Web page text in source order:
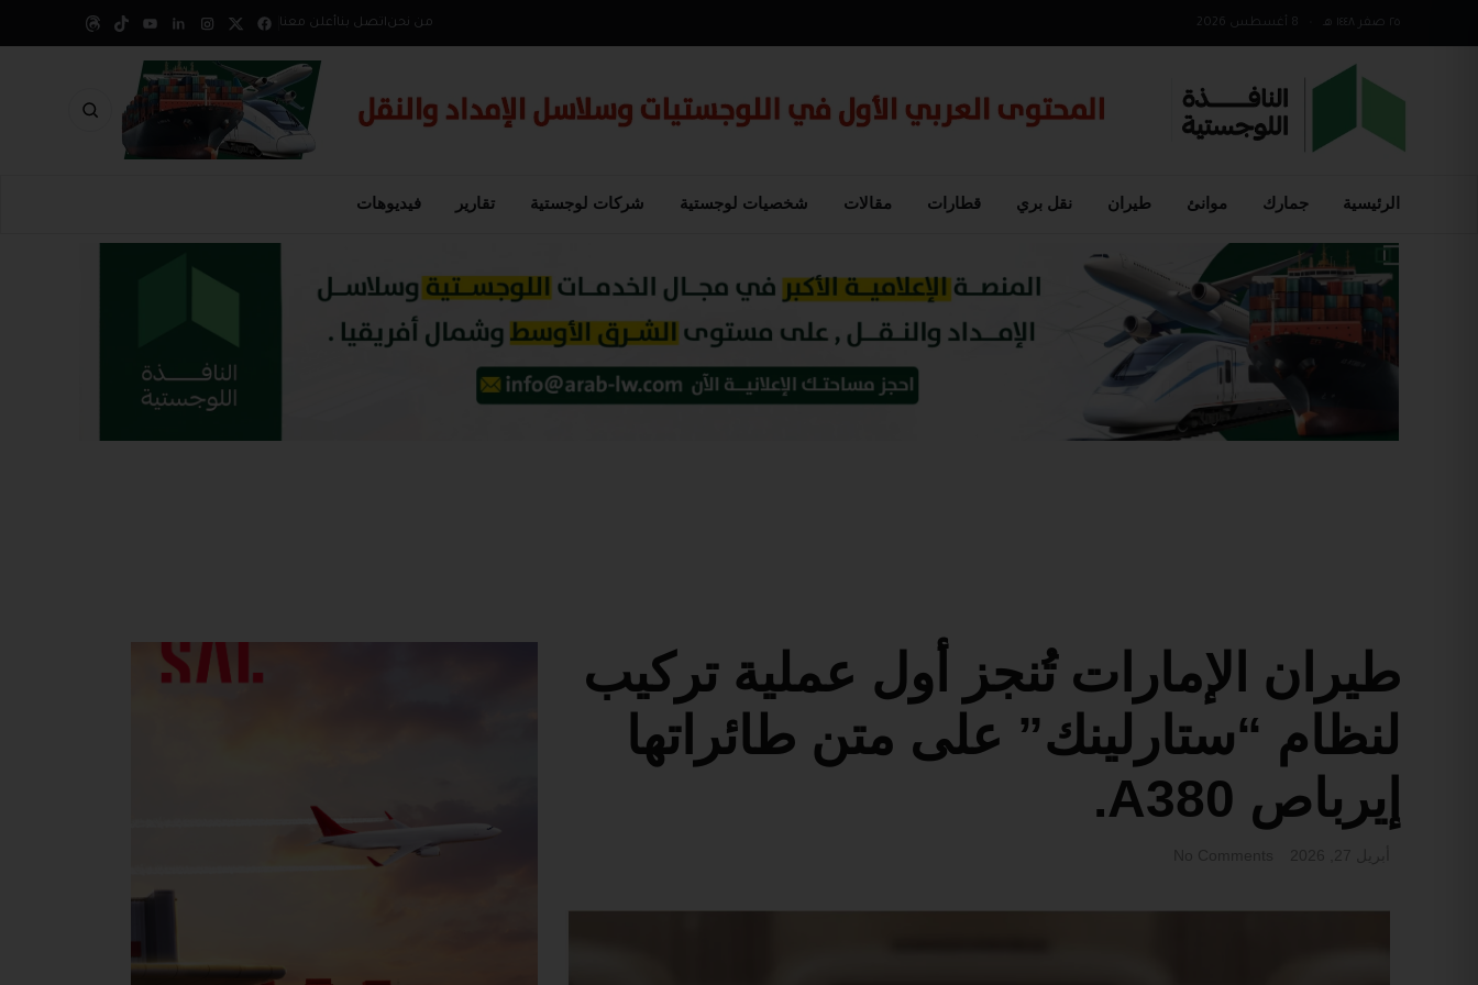
8 أغسطس 2026 من نحناتصل بناأعلن معنا
الرئيسية جمارك موانئ طيران نقل بري قطارات مقالات شخصيات لوجستية شركات لوجستية تقارير فيديوهات
طيران ‎الإمارات تُنجز أول عملية تركيب
لنظام “ستارلينك” على متن طائراتها
إيرباص A380.